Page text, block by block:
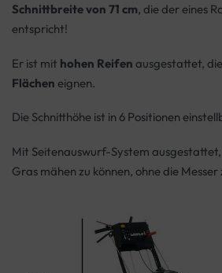
Schnittbreite von 71 cm, die der eines
entspricht!
Er ist mit hohen Reifen ausgestattet,
Flächen eignen.
Die Schnitthöhe ist in 6 Positionen
Mit Seitenauswurf-System
Gras mähen zu können, ohne die